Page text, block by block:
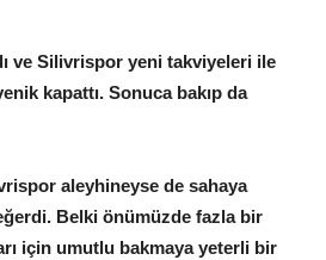
ve Silivrispor yeni takviyeleri ile
kapattı. Sonuca bakıp da
aleyhineyse de sahaya
Belki önümüzde fazla bir
için umutlu bakmaya yeterli bir